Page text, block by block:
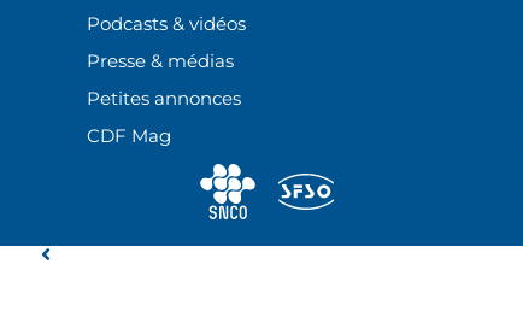
Podcasts & vidéos
Presse & médias
Petites annonces
CDF Mag